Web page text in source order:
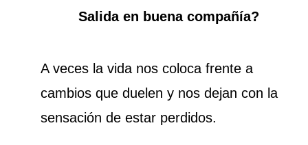
Salida en buena compañía?
A veces la vida nos coloca frente a
cambios que duelen y nos dejan con la
sensación de estar perdidos.